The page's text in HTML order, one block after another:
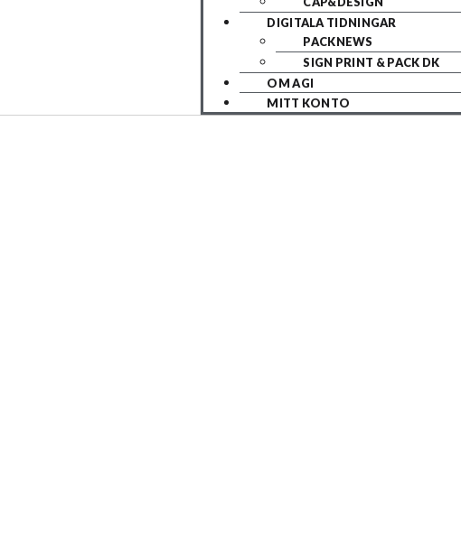
DIGITALA TIDNINGAR
PACKNEWS
SIGN PRINT & PACK DK
OM AGI
MITT KONTO